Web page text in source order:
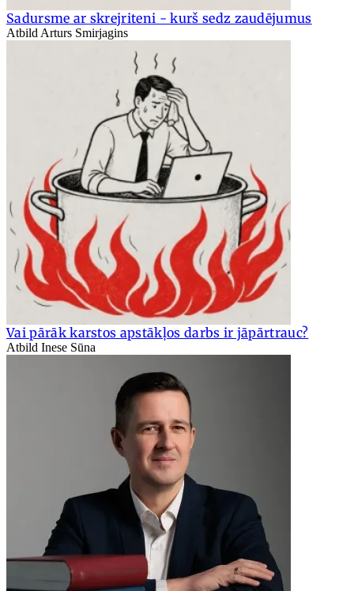
Sadursme ar skrejriteni - kurš sedz zaudējumus
Atbild Arturs Smirjagins
Vai pārāk karstos apstākļos darbs ir jāpārtrauc?
Atbild Inese Sūna